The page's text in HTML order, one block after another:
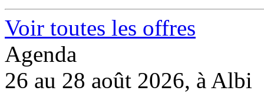
Voir toutes les offres
Agenda
26 au 28 août 2026, à Albi